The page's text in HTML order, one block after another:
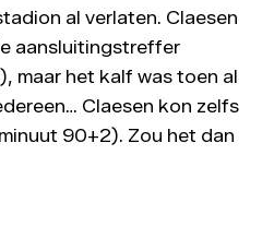
al verlaten. Claesen
aansluitingstreffer
maar het kalf was toen al
Claesen kon zelfs
90+2). Zou het dan